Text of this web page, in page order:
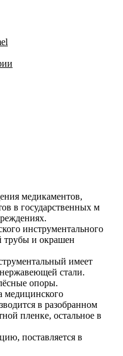
медикаментов,
в государственных м
инструментального
трубы и окрашен
имеет
стали.
опоры.
медицинского
в разобранном
пленке, остальное в
поставляется в